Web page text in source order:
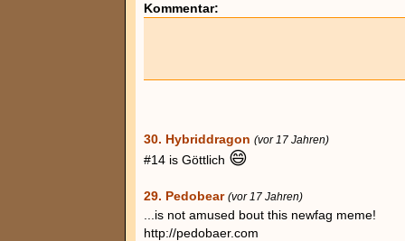
Kommentar:
30. Hybriddragon (vor 17 Jahren)
#14 is Göttlich 😄
29. Pedobear (vor 17 Jahren)
...is not amused bout this newfag meme!
http://pedobaer.com